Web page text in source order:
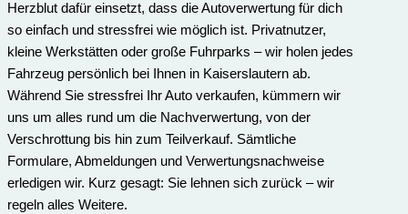
Herzblut dafür einsetzt, dass die Autoverwertung für dich
so einfach und stressfrei wie möglich ist. Privatnutzer,
kleine Werkstätten oder große Fuhrparks – wir holen jedes
Fahrzeug persönlich bei Ihnen in Kaiserslautern ab.
Während Sie stressfrei Ihr Auto verkaufen, kümmern wir
uns um alles rund um die Nachverwertung, von der
Verschrottung bis hin zum Teilverkauf. Sämtliche
Formulare, Abmeldungen und Verwertungsnachweise
erledigen wir. Kurz gesagt: Sie lehnen sich zurück – wir
regeln alles Weitere.